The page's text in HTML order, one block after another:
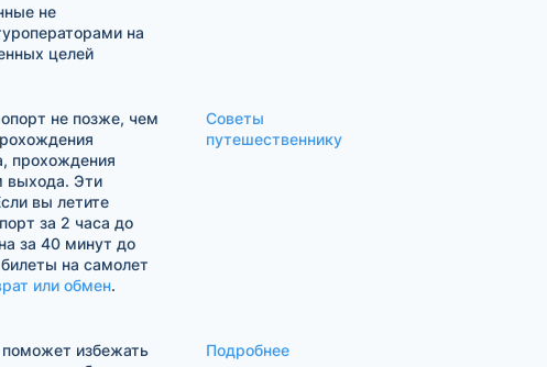
не
на
целей
не позже, чем
прохождения
выхода. Эти
вы летите
за 2 часа до
за 40 минут до
на самолет
или обмен.
Советы
путешественнику
избежать
Подробнее